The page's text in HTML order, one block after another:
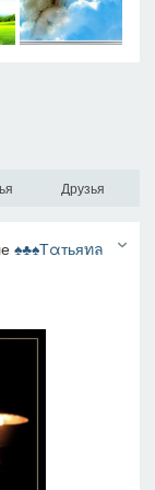
Друзья
♠♣♠Тαтьяทล